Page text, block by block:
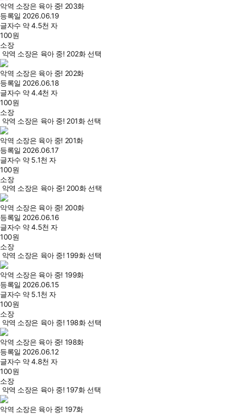
악역 소장은 육아 중! 203화
등록일 2026.06.19
글자수 약 4.5천 자
100원
소장
악역 소장은 육아 중! 202화 선택
악역 소장은 육아 중! 202화
등록일 2026.06.18
글자수 약 4.4천 자
100원
소장
악역 소장은 육아 중! 201화 선택
악역 소장은 육아 중! 201화
등록일 2026.06.17
글자수 약 5.1천 자
100원
소장
악역 소장은 육아 중! 200화 선택
악역 소장은 육아 중! 200화
등록일 2026.06.16
글자수 약 4.5천 자
100원
소장
악역 소장은 육아 중! 199화 선택
악역 소장은 육아 중! 199화
등록일 2026.06.15
글자수 약 5.1천 자
100원
소장
악역 소장은 육아 중! 198화 선택
악역 소장은 육아 중! 198화
등록일 2026.06.12
글자수 약 4.8천 자
100원
소장
악역 소장은 육아 중! 197화 선택
악역 소장은 육아 중! 197화